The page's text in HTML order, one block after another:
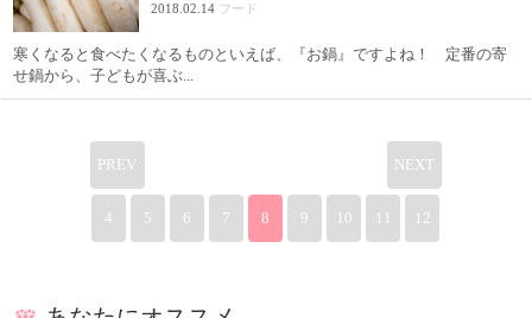
2018.02.14 フード
寒くなると食べたくなるものといえば、『お鍋』ですよね！ 定番の寄
せ鍋から、子どもが喜ぶ...
PREV
4 5 6 7 8 9 10 12
NEXT